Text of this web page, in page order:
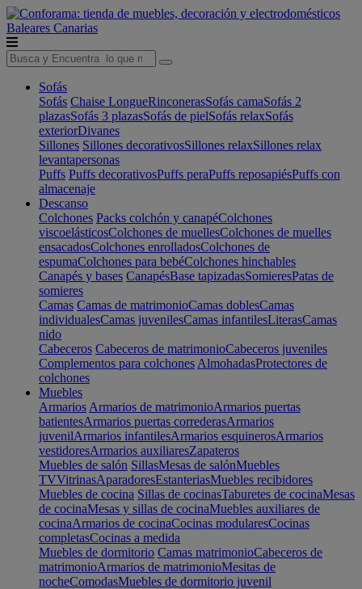
Baleares Canarias
Sofás
Sofás Chaise LongueRinconerasSofás camaSofás 2
plazasSofás 3 plazasSofás de pielSofás relaxSofás
exteriorDivanes
Sillones Sillones decorativosSillones relaxSillones relax
levantapersonas
Puffs Puffs decorativosPuffs peraPuffs reposapiésPuffs con
almacenaje
Descanso
Colchones Packs colchón y canapéColchones
viscoelásticosColchones de muellesColchones de muelles
ensacadosColchones enrolladosColchones de
espumaColchones para bebéColchones hinchables
Canapés y bases CanapésBase tapizadasSomieresPatas de
somieres
Camas Camas de matrimonioCamas doblesCamas
individualesCamas juvenilesCamas infantilesLiterasCamas
nido
Cabeceros Cabeceros de matrimonioCabeceros juveniles
Complementos para colchones AlmohadasProtectores de
colchones
Muebles
Armarios Armarios de matrimonioArmarios puertas
batientesArmarios puertas correderasArmarios
juvenilArmarios infantilesArmarios esquinerosArmarios
vestidoresArmarios auxiliaresZapateros
Muebles de salón SillasMesas de salónMuebles
TVVitrinasAparadoresEstanteriasMuebles recibidores
Muebles de cocina Sillas de cocinasTaburetes de cocinaMesas
de cocinaMesas y sillas de cocinaMuebles auxiliares de
cocinaArmarios de cocinaCocinas modularesCocinas
completasCocinas a medida
Muebles de dormitorio Camas matrimonioCabeceros de
matrimonioArmarios de matrimonioMesitas de
nocheComodasMuebles de dormitorio juvenil